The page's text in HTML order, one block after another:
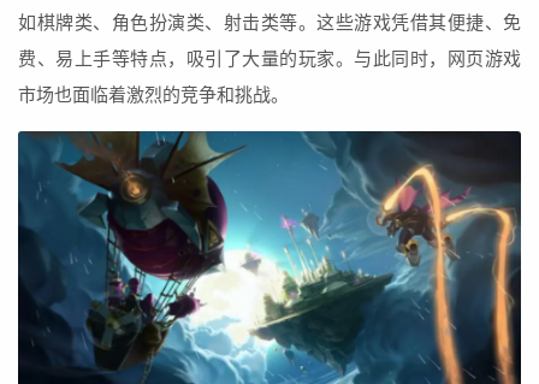
如棋牌类、角色扮演类、射击类等。这些游戏凭借其便捷、免
费、易上手等特点，吸引了大量的玩家。与此同时，网页游戏
市场也面临着激烈的竞争和挑战。